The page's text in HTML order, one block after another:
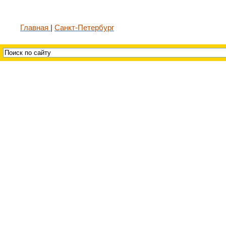
Главная Санкт-Петербург